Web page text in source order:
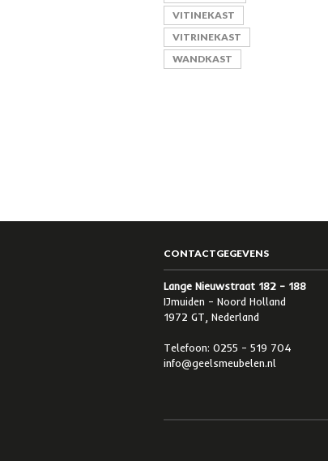
VITINEKAST
VITRINEKAST
WANDKAST
CONTACTGEGEVENS
Lange Nieuwstraat 182 – 188
IJmuiden – Noord Holland
1972 GT, Nederland
Telefoon: 0255 – 519 704
info@geelsmeubelen.nl